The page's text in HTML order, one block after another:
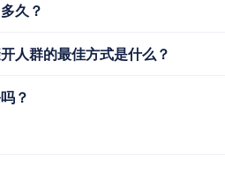
久？
人群的最佳方式是什么？
？